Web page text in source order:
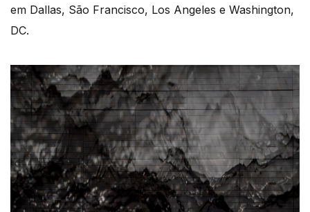
em Dallas, São Francisco, Los Angeles e Washington,
DC.